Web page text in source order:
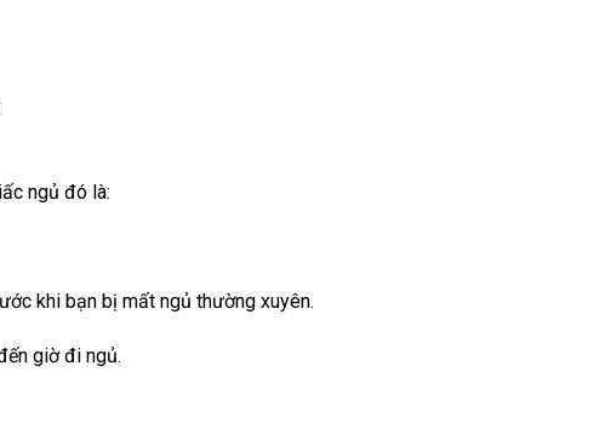
ngủ đó là:
khi bạn bị mất ngủ thường xuyên.
giờ đi ngủ.